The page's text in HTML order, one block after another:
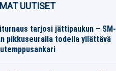
UUTISET
tarjosi jättipaukun – SM-
pikkuseuralla todella yllättävä